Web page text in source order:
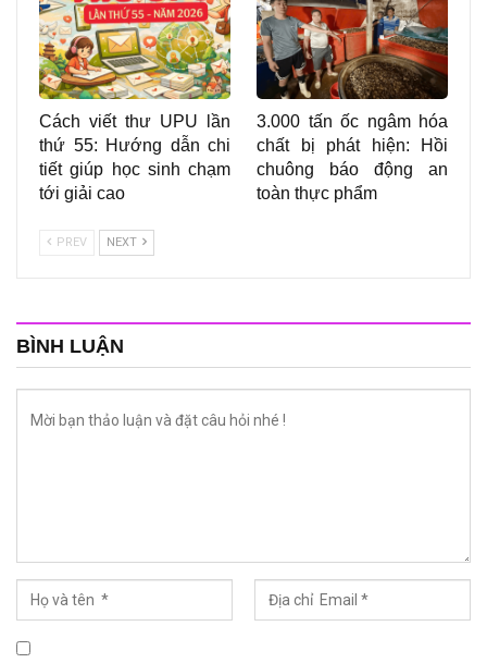
Cách viết thư UPU lần
thứ 55: Hướng dẫn chi
tiết giúp học sinh chạm
tới giải cao
3.000 tấn ốc ngâm hóa
chất bị phát hiện: Hồi
chuông báo động an
toàn thực phẩm
PREV NEXT
BÌNH LUẬN